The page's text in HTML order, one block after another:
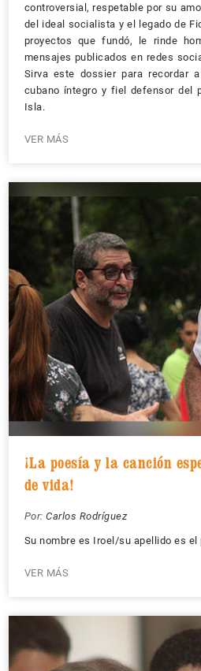
controversial, respetable por su
del ideal socialista y el legado de
proyectos que fundó, le rinde
mensajes publicados en redes
Sirva este dossier para recordar
cubano íntegro y fiel defensor del
Isla.
VER MÁS
¡La poesía y la canción
de vida!
Por: Carlos Rodríguez
Su nombre es Iroel/su apellido es el
VER MÁS